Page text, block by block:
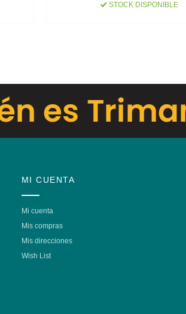
STOCK DISPONIBLE
MI CUENTA
Mi cuenta
Mis compras
Mis direcciones
Wish List